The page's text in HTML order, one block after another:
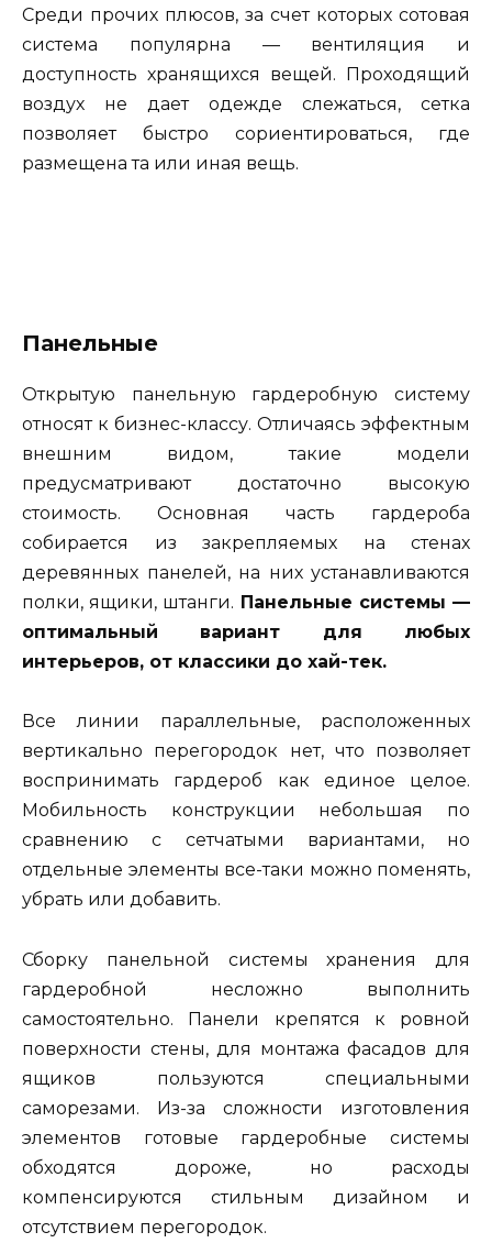
Среди прочих плюсов, за счет которых сотовая
система популярна — вентиляция и
доступность хранящихся вещей. Проходящий
воздух не дает одежде слежаться, сетка
позволяет быстро сориентироваться, где
размещена та или иная вещь.
Панельные
Открытую панельную гардеробную систему
относят к бизнес-классу. Отличаясь эффектным
внешним видом, такие модели
предусматривают достаточно высокую
стоимость. Основная часть гардероба
собирается из закрепляемых на стенах
деревянных панелей, на них устанавливаются
полки, ящики, штанги. Панельные системы —
оптимальный вариант для любых
интерьеров, от классики до хай-тек.
Все линии параллельные, расположенных
вертикально перегородок нет, что позволяет
воспринимать гардероб как единое целое.
Мобильность конструкции небольшая по
сравнению с сетчатыми вариантами, но
отдельные элементы все-таки можно поменять,
убрать или добавить.
Сборку панельной системы хранения для
гардеробной несложно выполнить
самостоятельно. Панели крепятся к ровной
поверхности стены, для монтажа фасадов для
ящиков пользуются специальными
саморезами. Из-за сложности изготовления
элементов готовые гардеробные системы
обходятся дороже, но расходы
компенсируются стильным дизайном и
отсутствием перегородок.